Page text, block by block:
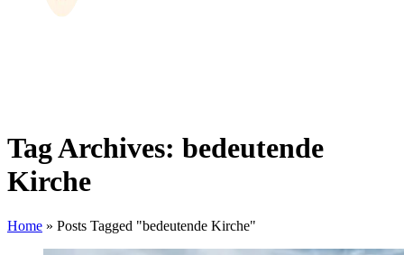
Tag Archives: bedeutende
Kirche
Home » Posts Tagged "bedeutende Kirche"